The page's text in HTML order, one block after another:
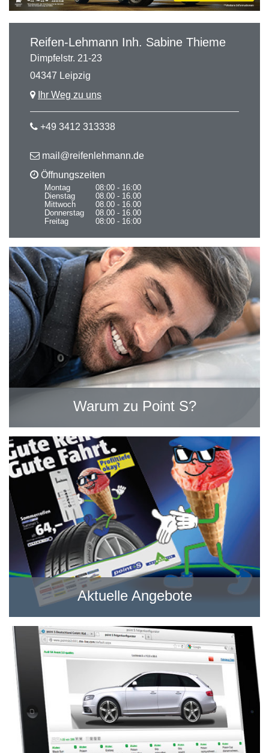
Reifen-Lehmann Inh. Sabine Thieme
Dimpfelstr. 21-23
04347 Leipzig
Ihr Weg zu uns
+49 3412 313338
mail@reifenlehmann.de
Öffnungszeiten
Montag
08:00 - 16:00
Dienstag
08.00 - 16.00
Mittwoch
08.00 - 16.00
Donnerstag
08.00 - 16.00
Freitag
08:00 - 16:00
Warum zu Point S?
Aktuelle Angebote